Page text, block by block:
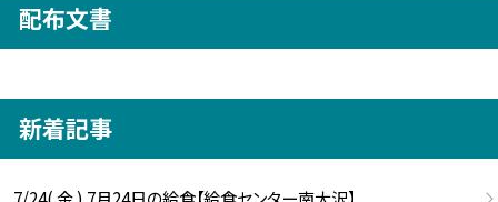
配布文書
新着記事